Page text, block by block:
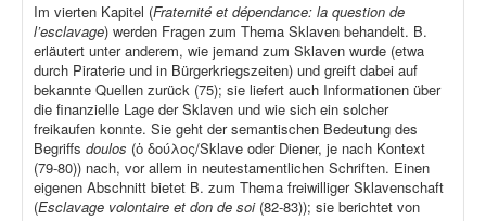
Im vierten Kapitel (Fraternité et dépendance: la question de
l’esclavage) werden Fragen zum Thema Sklaven behandelt. B.
erläutert unter anderem, wie jemand zum Sklaven wurde (etwa
durch Piraterie und in Bürgerkriegszeiten) und greift dabei auf
bekannte Quellen zurück (75); sie liefert auch Informationen über
die finanzielle Lage der Sklaven und wie sich ein solcher
freikaufen konnte. Sie geht der semantischen Bedeutung des
Begriffs doulos (ὁ δούλος/Sklave oder Diener, je nach Kontext
(79-80)) nach, vor allem in neutestamentlichen Schriften. Einen
eigenen Abschnitt bietet B. zum Thema freiwilliger Sklavenschaft
(Esclavage volontaire et don de soi(82-83)); sie berichtet von